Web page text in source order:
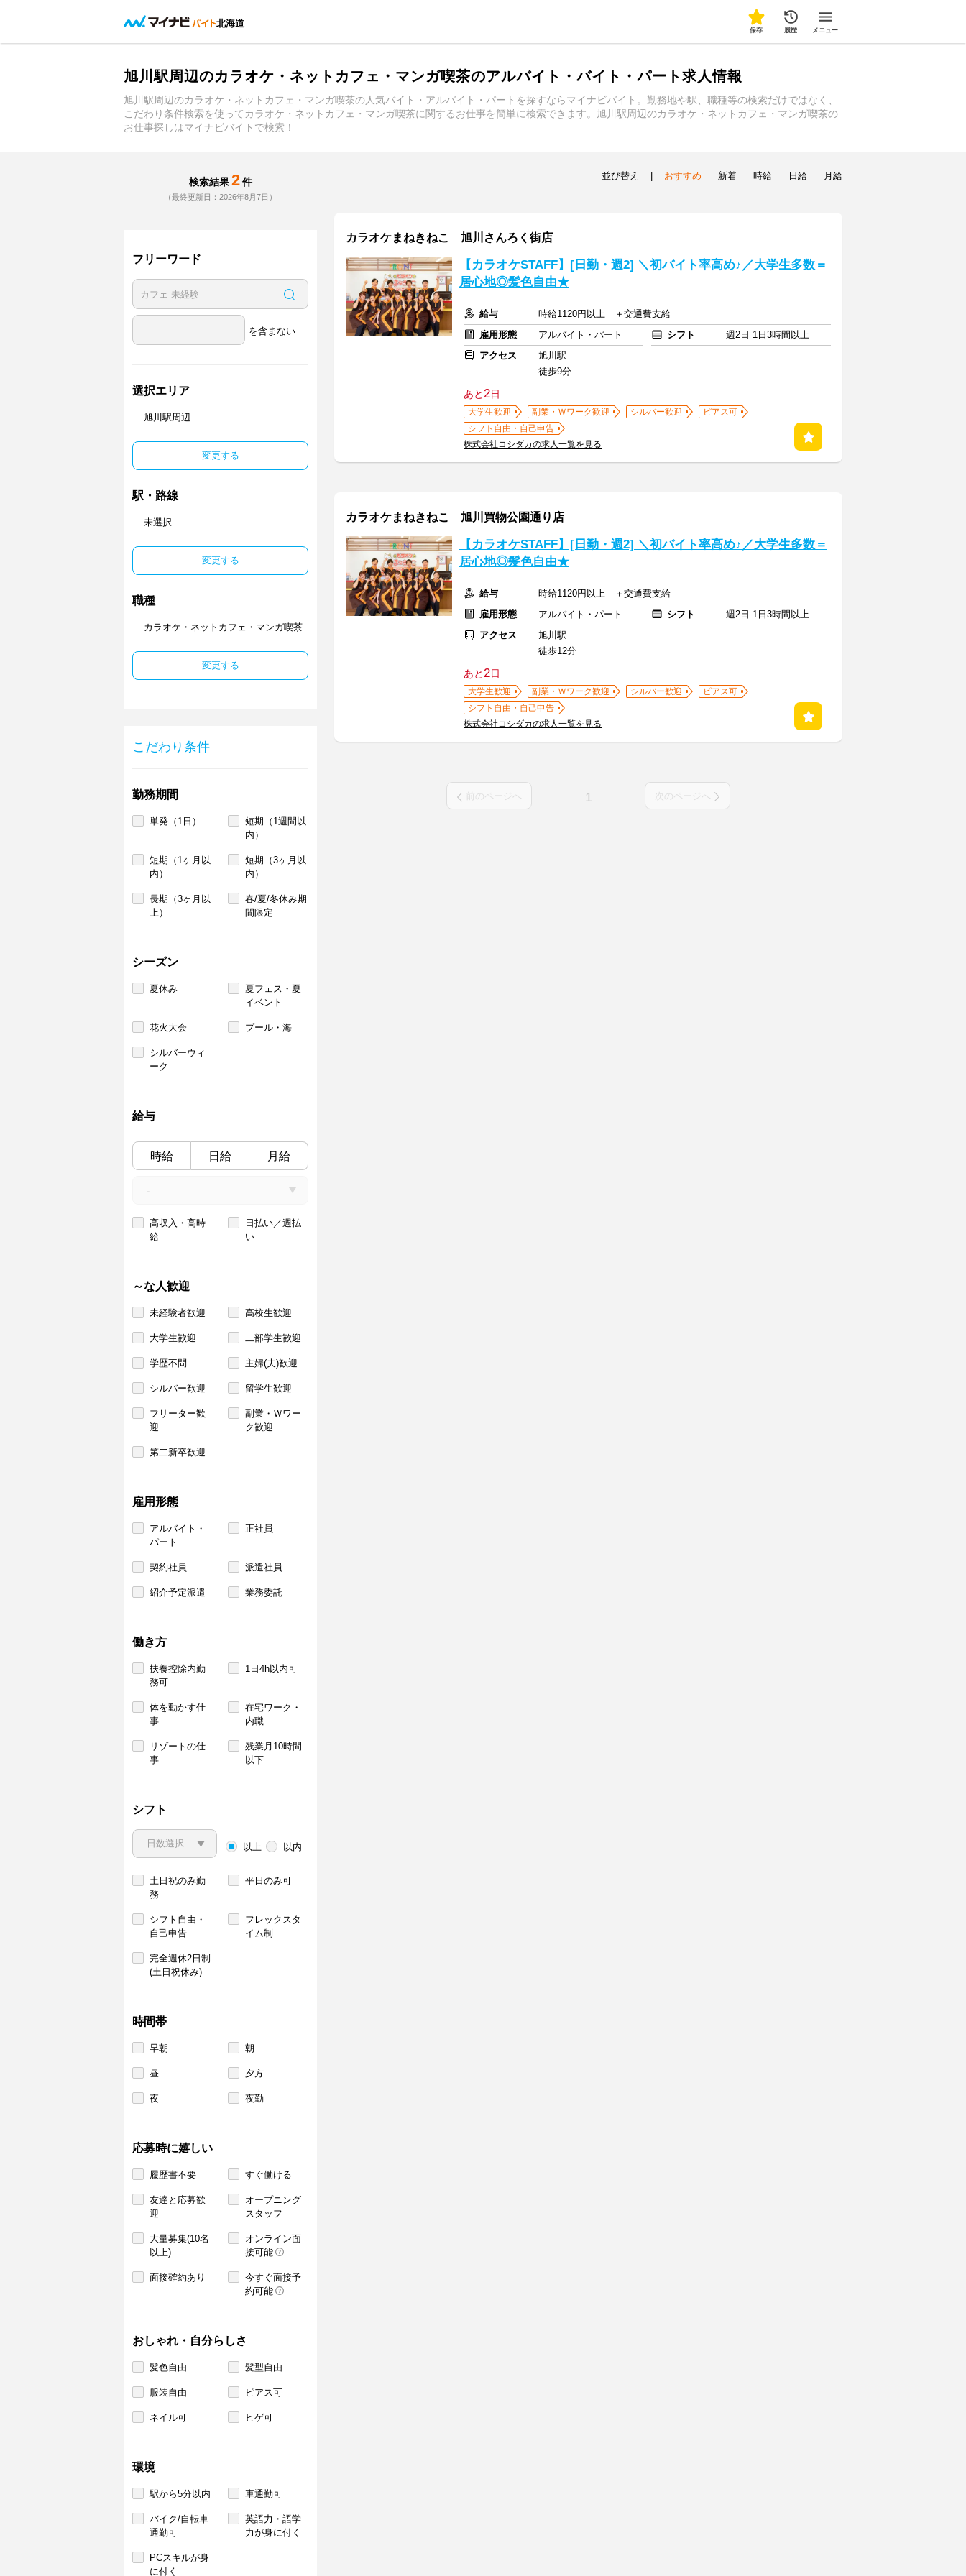
北海道
保存 履歴 メニュー
旭川駅周辺のカラオケ・ネットカフェ・マンガ喫茶のアルバイト・バイト・パート求人情報
旭川駅周辺のカラオケ・ネットカフェ・マンガ喫茶の人気バイト・アルバイト・パートを探すならマイナビバイト。勤務地や駅、職種等の検索だけではなく、
こだわり条件検索を使ってカラオケ・ネットカフェ・マンガ喫茶に関するお仕事を簡単に検索できます。旭川駅周辺のカラオケ・ネットカフェ・マンガ喫茶の
お仕事探しはマイナビバイトで検索！
検索結果 2 件
（最終更新日：2026年8月7日）
フリーワード
を含まない
選択エリア
旭川駅周辺
変更する
駅・路線
未選択
変更する
職種
カラオケ・ネットカフェ・マンガ喫茶
変更する
こだわり条件
勤務期間
単発（1日）
短期（1週間以
内）
短期（1ヶ月以
内）
短期（3ヶ月以
内）
長期（3ヶ月以
上）
春/夏/冬休み期
間限定
シーズン
夏休み
夏フェス・夏
イベント
花火大会 プール・海
シルバーウィ
ーク
給与
時給 日給 月給
高収入・高時
給
日払い／週払
い
～な人歓迎
未経験者歓迎 高校生歓迎
大学生歓迎 二部学生歓迎
学歴不問 主婦(夫)歓迎
シルバー歓迎 留学生歓迎
フリーター歓
迎
副業・Ｗワー
ク歓迎
第二新卒歓迎
雇用形態
アルバイト・
パート
正社員
契約社員 派遣社員
紹介予定派遣 業務委託
働き方
扶養控除内勤
務可
1日4h以内可
体を動かす仕
事
在宅ワーク・
内職
リゾートの仕
事
残業月10時間
以下
シフト
以上 以内
土日祝のみ勤
務
平日のみ可
シフト自由・
自己申告
フレックスタ
イム制
完全週休2日制
(土日祝休み)
時間帯
早朝 朝
昼 夕方
夜 夜勤
応募時に嬉しい
履歴書不要 すぐ働ける
友達と応募歓
迎
オープニング
スタッフ
大量募集(10名
以上)
オンライン面
接可能
面接確約あり
今すぐ面接予
約可能
おしゃれ・自分らしさ
髪色自由 髪型自由
服装自由 ピアス可
ネイル可 ヒゲ可
環境
駅から5分以内 車通勤可
バイク/自転車
通勤可
英語力・語学
力が身に付く
PCスキルが身
に付く
並び替え おすすめ 新着 時給 日給 月給
カラオケまねきねこ 旭川さんろく街店
【カラオケSTAFF】[日勤・週2] ＼初バイト率高め♪／大学生多数＝
居心地◎髪色自由★
給与
時給1120円以上 ＋交通費支給
雇用形態
アルバイト・パート シフト
週2日 1日3時間以上
アクセス
旭川駅
徒歩9分
あと2日
大学生歓迎 副業・Ｗワーク歓迎 シルバー歓迎
ピアス可
シフト自由・自己申告
株式会社コシダカの求人一覧を見る
カラオケまねきねこ 旭川買物公園通り店
【カラオケSTAFF】[日勤・週2] ＼初バイト率高め♪／大学生多数＝
居心地◎髪色自由★
給与
時給1120円以上 ＋交通費支給
雇用形態
アルバイト・パート シフト
週2日 1日3時間以上
アクセス
旭川駅
徒歩12分
あと2日
大学生歓迎 副業・Ｗワーク歓迎 シルバー歓迎
ピアス可
シフト自由・自己申告
株式会社コシダカの求人一覧を見る
前のページへ 1 次のページへ